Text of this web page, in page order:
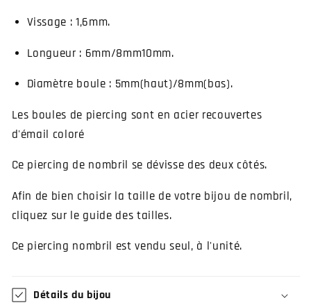
Vissage : 1,6mm.
Longueur : 6mm/8mm10mm.
Diamètre boule : 5mm(haut)/8mm(bas).
Les boules de piercing sont en acier recouvertes
d'émail coloré
Ce piercing de nombril se dévisse des deux côtés.
Afin de bien choisir la taille de votre bijou de nombril,
cliquez sur le guide des tailles.
Ce piercing nombril est vendu seul, à l'unité.
Détails du bijou